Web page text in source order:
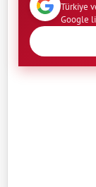
Türkiye
Google